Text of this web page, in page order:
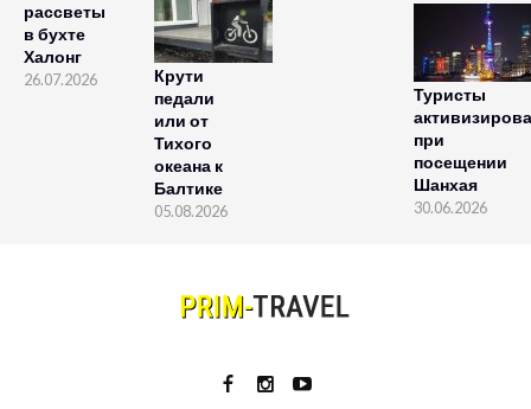
рассветы
в бухте
Халонг
26.07.2026
Крути
педали
или от
Тихого
океана к
Балтике
05.08.2026
Туристы
при
посещении
Шанхая
30.06.2026